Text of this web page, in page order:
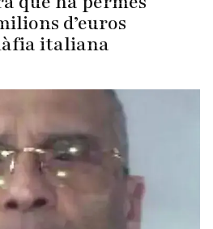
d’euros
italiana